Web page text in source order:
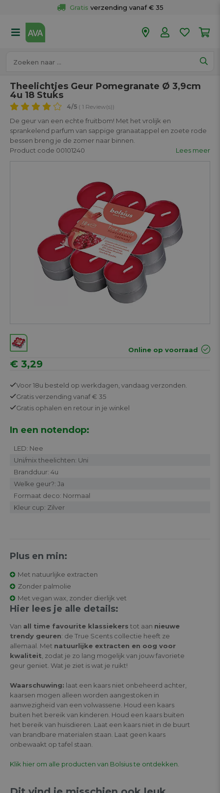
Gratis verzending vanaf € 35
50 winkels
Theelichtjes Geur Pomegranate Ø 3,9cm
4u 18 Stuks
4/5 ( 1 Review(s))
De geur van een echte fruitbom! Met het vrolijk en
sprankelend parfum van sappige granaatappel en zoete rode
bessen breng je de zomer naar binnen.
Product code 00101240
Lees meer
Online op voorraad
€ 3,29
Voor 18u besteld op werkdagen, vandaag verzonden.
Gratisverzending vanaf € 35
Gratis ophalen en retour in je winkel
In een notendop:
LED: Nee
Uni/mix theelichten: Uni
Brandduur: 4u
Welke geur?: Ja
Formaat deco: Normaal
Kleur cup: Zilver
Plus en min:
Met natuurlijke extracten
Zonder palmolie
Met vegan wax, zonder dierlijk vet
Hier lees je alle details:
Van all time favourite klassiekers tot aan nieuwe
trendy geuren: de True Scents collectie heeft ze
allemaal. Met natuurlijke extracten en oog voor
kwaliteit , zodat je zo lang mogelijk van jouw favoriete
geur geniet. Wat je ziet is wat je ruikt!
Waarschuwing: laat een kaars niet onbeheerd achter,
kaarsen mogen alleen worden aangestoken in
aanwezigheid van een volwassene. Houd een kaars
buiten het bereik van kinderen. Houd een kaars buiten
het bereik van huisdieren. Laat een kaars niet in de buurt
van brandbare materialen staan. Laat geen kaars
onbewaakt op tafel staan.
Klik hier om alle producten van Bolsius te ontdekken.